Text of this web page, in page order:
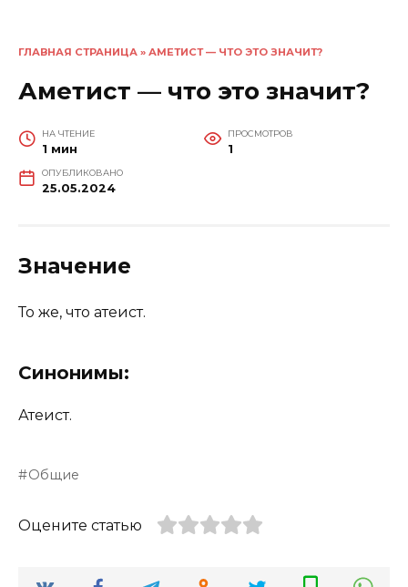
ГЛАВНАЯ СТРАНИЦА » АМЕТИСТ — ЧТО ЭТО ЗНАЧИТ?
Аметист — что это значит?
НА ЧТЕНИЕ
1 мин
ПРОСМОТРОВ
1
ОПУБЛИКОВАНО
25.05.2024
Значение
То же, что атеист.
Синонимы:
Атеист.
Общие
Оцените статью